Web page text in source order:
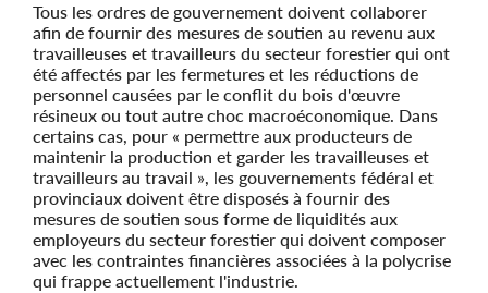
Tous les ordres de gouvernement doivent collaborer
afin de fournir des mesures de soutien au revenu aux
travailleuses et travailleurs du secteur forestier qui ont
été affectés par les fermetures et les réductions de
personnel causées par le conflit du bois d'œuvre
résineux ou tout autre choc macroéconomique. Dans
certains cas, pour « permettre aux producteurs de
maintenir la production et garder les travailleuses et
travailleurs au travail », les gouvernements fédéral et
provinciaux doivent être disposés à fournir des
mesures de soutien sous forme de liquidités aux
employeurs du secteur forestier qui doivent composer
avec les contraintes financières associées à la polycrise
qui frappe actuellement l'industrie.